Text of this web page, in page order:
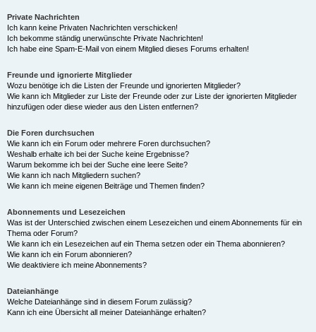
Private Nachrichten
Ich kann keine Privaten Nachrichten verschicken!
Ich bekomme ständig unerwünschte Private Nachrichten!
Ich habe eine Spam-E-Mail von einem Mitglied dieses Forums erhalten!
Freunde und ignorierte Mitglieder
Wozu benötige ich die Listen der Freunde und ignorierten Mitglieder?
Wie kann ich Mitglieder zur Liste der Freunde oder zur Liste der ignorierten Mitglieder
hinzufügen oder diese wieder aus den Listen entfernen?
Die Foren durchsuchen
Wie kann ich ein Forum oder mehrere Foren durchsuchen?
Weshalb erhalte ich bei der Suche keine Ergebnisse?
Warum bekomme ich bei der Suche eine leere Seite?
Wie kann ich nach Mitgliedern suchen?
Wie kann ich meine eigenen Beiträge und Themen finden?
Abonnements und Lesezeichen
Was ist der Unterschied zwischen einem Lesezeichen und einem Abonnements für ein
Thema oder Forum?
Wie kann ich ein Lesezeichen auf ein Thema setzen oder ein Thema abonnieren?
Wie kann ich ein Forum abonnieren?
Wie deaktiviere ich meine Abonnements?
Dateianhänge
Welche Dateianhänge sind in diesem Forum zulässig?
Kann ich eine Übersicht all meiner Dateianhänge erhalten?